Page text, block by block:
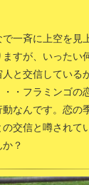
一斉に上空を見
すが、いったい
と交信している
・フラミンゴの
動なんです。恋の
交信と噂されて
？